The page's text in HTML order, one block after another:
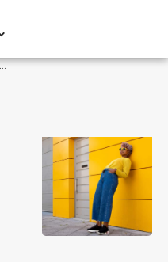
>Immobilier>Copropriété>